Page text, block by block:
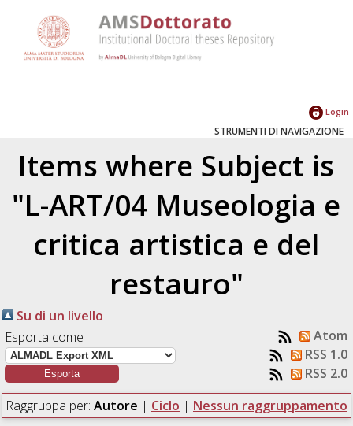
Login
STRUMENTI DI NAVIGAZIONE
Items where Subject is
"L-ART/04 Museologia e
critica artistica e del
restauro"
Su di un livello
Esporta come
Atom
RSS 1.0
RSS 2.0
Raggruppa per: Autore | Ciclo | Nessun raggruppamento